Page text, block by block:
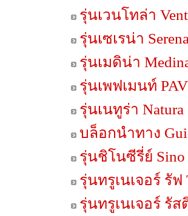
รุ่นเวนโทล่า
รุ่นเซเรน่า
รุ่นเมดิน่า
รุ่นเพฟเมนท์
รุ่นเนทูร่า Natura
บล็อกนำทาง
รุ่นชิโนซีรี่ย์ Sino
รุ่นทรูเนเจอร์ รัฟ
รุ่นทรูเนเจอร์ รัส